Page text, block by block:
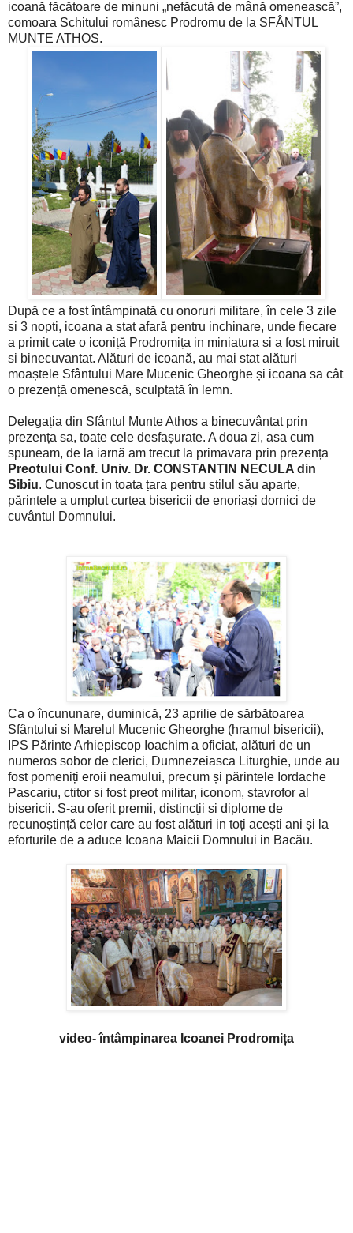
icoană făcătoare de minuni „nefăcută de mână omenească”,
comoara Schitului românesc Prodromu de la SFÂNTUL
MUNTE ATHOS.
După ce a fost întâmpinată cu onoruri militare, în cele 3 zile
si 3 nopti, icoana a stat afară pentru inchinare, unde fiecare
a primit cate o iconiță Prodromița in miniatura si a fost miruit
si binecuvantat. Alături de icoană, au mai stat alături
moaștele Sfântului Mare Mucenic Gheorghe și icoana sa cât
o prezență omenescă, sculptată în lemn.
Delegația din Sfântul Munte Athos a binecuvântat prin
prezența sa, toate cele desfașurate. A doua zi, asa cum
spuneam, de la iarnă am trecut la primavara prin prezența
Preotului Conf. Univ. Dr. CONSTANTIN NECULA din
Sibiu. Cunoscut in toata țara pentru stilul său aparte,
părintele a umplut curtea bisericii de enoriași dornici de
cuvântul Domnului.
Ca o încununare, duminică, 23 aprilie de sărbătoarea
Sfântului si Marelul Mucenic Gheorghe (hramul bisericii),
IPS Părinte Arhiepiscop Ioachim a oficiat, alături de un
numeros sobor de clerici, Dumnezeiasca Liturghie, unde au
fost pomeniți eroii neamului, precum și părintele Iordache
Pascariu, ctitor si fost preot militar, iconom, stavrofor al
bisericii. S-au oferit premii, distincții si diplome de
recunoștință celor care au fost alături in toți acești ani și la
eforturile de a aduce Icoana Maicii Domnului in Bacău.
video- întâmpinarea Icoanei Prodromița